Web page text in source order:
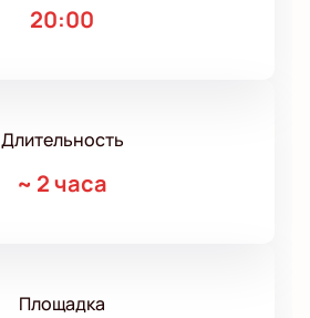
20:00
Длительность
~ 2 часа
Площадка